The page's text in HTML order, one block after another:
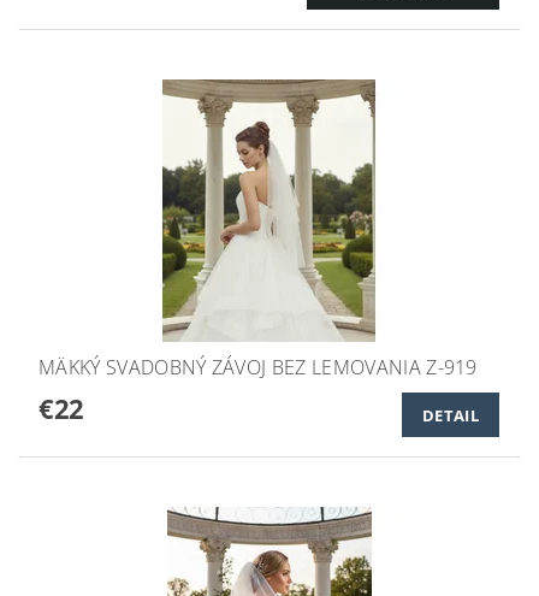
MÄKKÝ SVADOBNÝ ZÁVOJ BEZ LEMOVANIA Z-919
€22 DETAIL